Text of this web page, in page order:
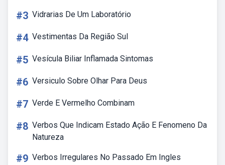
#3 Vidrarias De Um Laboratório
#4 Vestimentas Da Região Sul
#5 Vesícula Biliar Inflamada Sintomas
#6 Versiculo Sobre Olhar Para Deus
#7 Verde E Vermelho Combinam
#8 Verbos Que Indicam Estado Ação E Fenomeno Da
Natureza
#9 Verbos Irregulares No Passado Em Ingles